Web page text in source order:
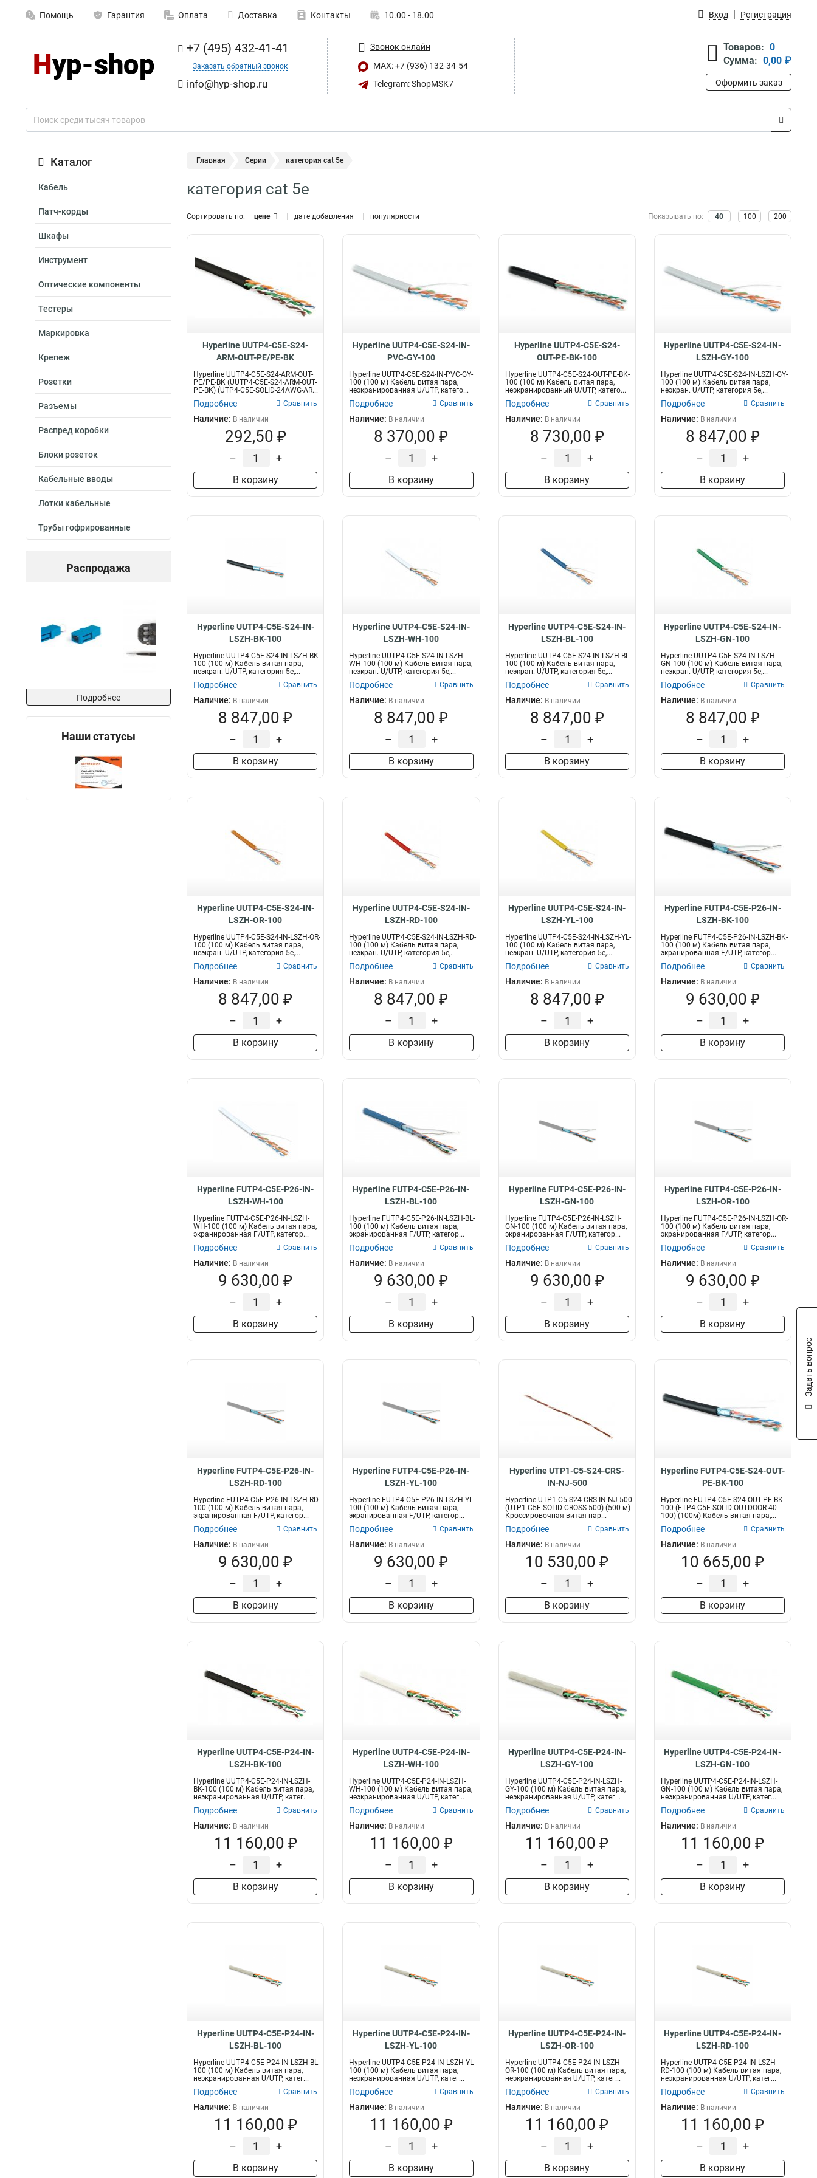
Помощь Гарантия Оплата Доставка Контакты 10.00 - 18.00 Вход Регистрация
+7 (495) 432-41-41
Заказать обратный звонок
info@hyp-shop.ru
Звонок онлайн
MAX: +7 (936) 132-34-54
Telegram: ShopMSK7
Товаров: 0
Сумма: 0,00 ₽
Оформить заказ
Каталог
Кабель
Патч-корды
Шкафы
Инструмент
Оптические компоненты
Тестеры
Маркировка
Крепеж
Розетки
Разъемы
Распред коробки
Блоки розеток
Кабельные вводы
Лотки кабельные
Трубы гофрированные
Распродажа
Подробнее
Наши статусы
Главная Серии категория cat 5e
категория cat 5e
Сортировать по: цене дате добавления популярности Показывать по: 40 100 200
Hyperline UUTP4-C5E-S24-
ARM-OUT-PE/PE-BK
Hyperline UUTP4-C5E-S24-ARM-OUT-
PE/PE-BK (UUTP4-C5E-S24-ARM-OUT-
PE-BK) (UTP4-C5E-SOLID-24AWG-AR...
Подробнее Сравнить
Наличие: В наличии
292,50 ₽
– +
В корзину
Hyperline UUTP4-C5E-S24-IN-
PVC-GY-100
Hyperline UUTP4-C5E-S24-IN-PVC-GY-
100 (100 м) Кабель витая пара,
неэкранированная U/UTP, катего...
Подробнее Сравнить
Наличие: В наличии
8 370,00 ₽
– +
В корзину
Hyperline UUTP4-C5E-S24-
OUT-PE-BK-100
Hyperline UUTP4-C5E-S24-OUT-PE-BK-
100 (100 м) Кабель витая пара,
неэкранированный U/UTP, катего...
Подробнее Сравнить
Наличие: В наличии
8 730,00 ₽
– +
В корзину
Hyperline UUTP4-C5E-S24-IN-
LSZH-GY-100
Hyperline UUTP4-C5E-S24-IN-LSZH-GY-
100 (100 м) Кабель витая пара,
неэкран. U/UTP, категория 5e,...
Подробнее Сравнить
Наличие: В наличии
8 847,00 ₽
– +
В корзину
Hyperline UUTP4-C5E-S24-IN-
LSZH-BK-100
Hyperline UUTP4-C5E-S24-IN-LSZH-BK-
100 (100 м) Кабель витая пара,
неэкран. U/UTP, категория 5e,...
Подробнее Сравнить
Наличие: В наличии
8 847,00 ₽
– +
В корзину
Hyperline UUTP4-C5E-S24-IN-
LSZH-WH-100
Hyperline UUTP4-C5E-S24-IN-LSZH-
WH-100 (100 м) Кабель витая пара,
неэкран. U/UTP, категория 5e,...
Подробнее Сравнить
Наличие: В наличии
8 847,00 ₽
– +
В корзину
Hyperline UUTP4-C5E-S24-IN-
LSZH-BL-100
Hyperline UUTP4-C5E-S24-IN-LSZH-BL-
100 (100 м) Кабель витая пара,
неэкран. U/UTP, категория 5e,...
Подробнее Сравнить
Наличие: В наличии
8 847,00 ₽
– +
В корзину
Hyperline UUTP4-C5E-S24-IN-
LSZH-GN-100
Hyperline UUTP4-C5E-S24-IN-LSZH-
GN-100 (100 м) Кабель витая пара,
неэкран. U/UTP, категория 5e,...
Подробнее Сравнить
Наличие: В наличии
8 847,00 ₽
– +
В корзину
Hyperline UUTP4-C5E-S24-IN-
LSZH-OR-100
Hyperline UUTP4-C5E-S24-IN-LSZH-OR-
100 (100 м) Кабель витая пара,
неэкран. U/UTP, категория 5e,...
Подробнее Сравнить
Наличие: В наличии
8 847,00 ₽
– +
В корзину
Hyperline UUTP4-C5E-S24-IN-
LSZH-RD-100
Hyperline UUTP4-C5E-S24-IN-LSZH-RD-
100 (100 м) Кабель витая пара,
неэкран. U/UTP, категория 5e,...
Подробнее Сравнить
Наличие: В наличии
8 847,00 ₽
– +
В корзину
Hyperline UUTP4-C5E-S24-IN-
LSZH-YL-100
Hyperline UUTP4-C5E-S24-IN-LSZH-YL-
100 (100 м) Кабель витая пара,
неэкран. U/UTP, категория 5e,...
Подробнее Сравнить
Наличие: В наличии
8 847,00 ₽
– +
В корзину
Hyperline FUTP4-C5E-P26-IN-
LSZH-BK-100
Hyperline FUTP4-C5E-P26-IN-LSZH-BK-
100 (100 м) Кабель витая пара,
экранированная F/UTP, категор...
Подробнее Сравнить
Наличие: В наличии
9 630,00 ₽
– +
В корзину
Hyperline FUTP4-C5E-P26-IN-
LSZH-WH-100
Hyperline FUTP4-C5E-P26-IN-LSZH-
WH-100 (100 м) Кабель витая пара,
экранированная F/UTP, категор...
Подробнее Сравнить
Наличие: В наличии
9 630,00 ₽
– +
В корзину
Hyperline FUTP4-C5E-P26-IN-
LSZH-BL-100
Hyperline FUTP4-C5E-P26-IN-LSZH-BL-
100 (100 м) Кабель витая пара,
экранированная F/UTP, категор...
Подробнее Сравнить
Наличие: В наличии
9 630,00 ₽
– +
В корзину
Hyperline FUTP4-C5E-P26-IN-
LSZH-GN-100
Hyperline FUTP4-C5E-P26-IN-LSZH-
GN-100 (100 м) Кабель витая пара,
экранированная F/UTP, категор...
Подробнее Сравнить
Наличие: В наличии
9 630,00 ₽
– +
В корзину
Hyperline FUTP4-C5E-P26-IN-
LSZH-OR-100
Hyperline FUTP4-C5E-P26-IN-LSZH-OR-
100 (100 м) Кабель витая пара,
экранированная F/UTP, категор...
Подробнее Сравнить
Наличие: В наличии
9 630,00 ₽
– +
В корзину
Hyperline FUTP4-C5E-P26-IN-
LSZH-RD-100
Hyperline FUTP4-C5E-P26-IN-LSZH-RD-
100 (100 м) Кабель витая пара,
экранированная F/UTP, категор...
Подробнее Сравнить
Наличие: В наличии
9 630,00 ₽
– +
В корзину
Hyperline FUTP4-C5E-P26-IN-
LSZH-YL-100
Hyperline FUTP4-C5E-P26-IN-LSZH-YL-
100 (100 м) Кабель витая пара,
экранированная F/UTP, категор...
Подробнее Сравнить
Наличие: В наличии
9 630,00 ₽
– +
В корзину
Hyperline UTP1-C5-S24-CRS-
IN-NJ-500
Hyperline UTP1-C5-S24-CRS-IN-NJ-500
(UTP1-C5E-SOLID-CROSS-500) (500 м)
Кроссировочная витая пар...
Подробнее Сравнить
Наличие: В наличии
10 530,00 ₽
– +
В корзину
Hyperline FUTP4-C5E-S24-OUT-
PE-BK-100
Hyperline FUTP4-C5E-S24-OUT-PE-BK-
100 (FTP4-C5E-SOLID-OUTDOOR-40-
100) (100м) Кабель витая пара,...
Подробнее Сравнить
Наличие: В наличии
10 665,00 ₽
– +
В корзину
Hyperline UUTP4-C5E-P24-IN-
LSZH-BK-100
Hyperline UUTP4-C5E-P24-IN-LSZH-
BK-100 (100 м) Кабель витая пара,
неэкранированная U/UTP, катег...
Подробнее Сравнить
Наличие: В наличии
11 160,00 ₽
– +
В корзину
Hyperline UUTP4-C5E-P24-IN-
LSZH-WH-100
Hyperline UUTP4-C5E-P24-IN-LSZH-
WH-100 (100 м) Кабель витая пара,
неэкранированная U/UTP, катег...
Подробнее Сравнить
Наличие: В наличии
11 160,00 ₽
– +
В корзину
Hyperline UUTP4-C5E-P24-IN-
LSZH-GY-100
Hyperline UUTP4-C5E-P24-IN-LSZH-
GY-100 (100 м) Кабель витая пара,
неэкранированная U/UTP, катег...
Подробнее Сравнить
Наличие: В наличии
11 160,00 ₽
– +
В корзину
Hyperline UUTP4-C5E-P24-IN-
LSZH-GN-100
Hyperline UUTP4-C5E-P24-IN-LSZH-
GN-100 (100 м) Кабель витая пара,
неэкранированная U/UTP, катег...
Подробнее Сравнить
Наличие: В наличии
11 160,00 ₽
– +
В корзину
Hyperline UUTP4-C5E-P24-IN-
LSZH-BL-100
Hyperline UUTP4-C5E-P24-IN-LSZH-BL-
100 (100 м) Кабель витая пара,
неэкранированная U/UTP, катег...
Подробнее Сравнить
Наличие: В наличии
11 160,00 ₽
– +
В корзину
Hyperline UUTP4-C5E-P24-IN-
LSZH-YL-100
Hyperline UUTP4-C5E-P24-IN-LSZH-YL-
100 (100 м) Кабель витая пара,
неэкранированная U/UTP, катег...
Подробнее Сравнить
Наличие: В наличии
11 160,00 ₽
– +
В корзину
Hyperline UUTP4-C5E-P24-IN-
LSZH-OR-100
Hyperline UUTP4-C5E-P24-IN-LSZH-
OR-100 (100 м) Кабель витая пара,
неэкранированная U/UTP, катег...
Подробнее Сравнить
Наличие: В наличии
11 160,00 ₽
– +
В корзину
Hyperline UUTP4-C5E-P24-IN-
LSZH-RD-100
Hyperline UUTP4-C5E-P24-IN-LSZH-
RD-100 (100 м) Кабель витая пара,
неэкранированная U/UTP, катег...
Подробнее Сравнить
Наличие: В наличии
11 160,00 ₽
– +
В корзину
Задать вопрос